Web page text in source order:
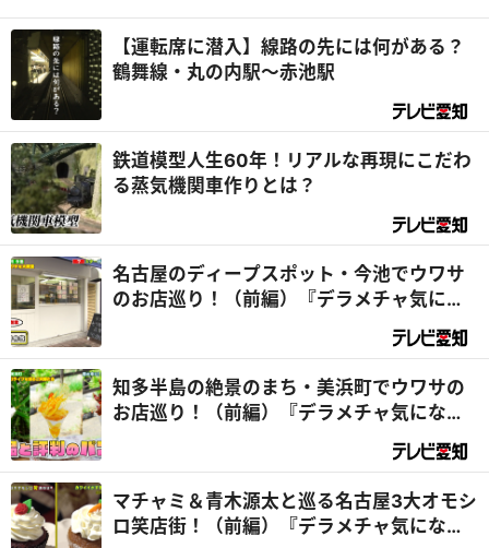
【運転席に潜入】線路の先には何がある？
鶴舞線・丸の内駅～赤池駅
鉄道模型人生60年！リアルな再現にこだわ
る蒸気機関車作りとは？
名古屋のディープスポット・今池でウワサ
のお店巡り！（前編）『デラメチャ気にな
知多半島の絶景のまち・美浜町でウワサの
お店巡り！（前編）『デラメチャ気にな
マチャミ＆青木源太と巡る名古屋3大オモシ
ロ笑店街！（前編）『デラメチャ気にな